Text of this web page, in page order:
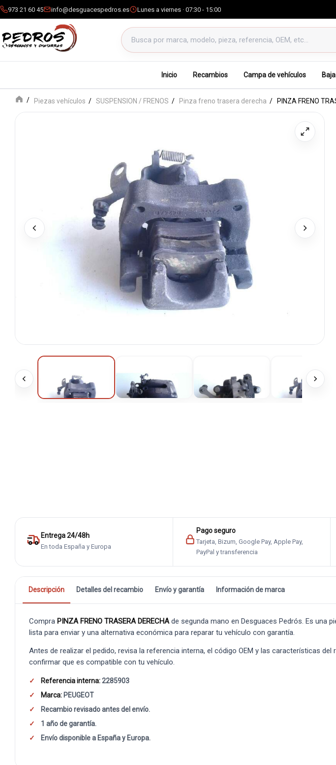
973 21 60 45 info@desguacespedros.es Lunes a viernes · 07:30 - 15:00
Buscar productos
Inicio Recambios Campa de vehículos
Piezas vehículos SUSPENSION / FRENOS Pinza freno trasera derecha PINZA FRENO
Entrega 24/48h
En toda España y Europa
Pago seguro
Tarjeta, Bizum, Google Pay, Apple Pay,
PayPal y transferencia
Descripción Detalles del recambio Envío y garantía Información de marca
Compra PINZA FRENO TRASERA DERECHA de segunda mano en Desguaces Pedrós. Es una
lista para enviar y una alternativa económica para reparar tu vehículo con garantía.
Antes de realizar el pedido, revisa la referencia interna, el código OEM y las características del
confirmar que es compatible con tu vehículo.
Referencia interna:2285903
Marca: PEUGEOT
Recambio revisado antes del envío.
1 año de garantía.
Envío disponible a España y Europa.